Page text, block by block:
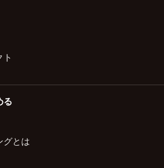
る
グとは